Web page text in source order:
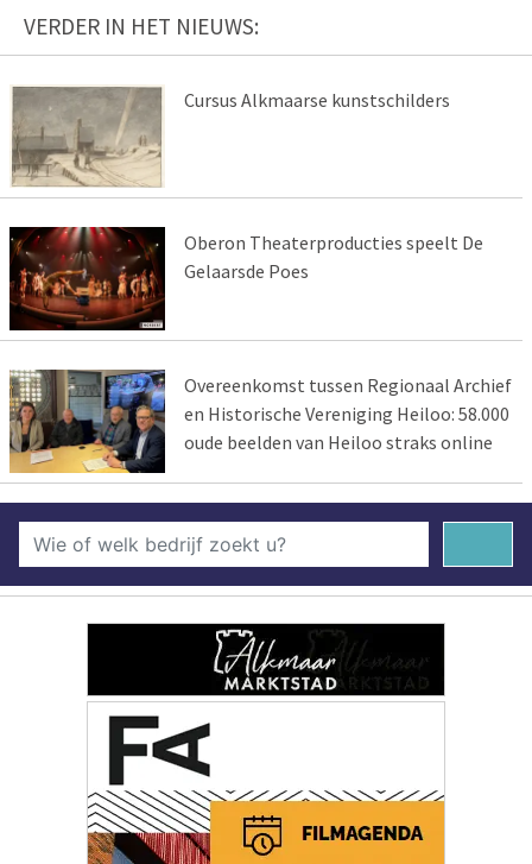
VERDER IN HET NIEUWS:
Cursus Alkmaarse kunstschilders
Oberon Theaterproducties speelt De
Gelaarsde Poes
Overeenkomst tussen Regionaal Archief
en Historische Vereniging Heiloo: 58.000
oude beelden van Heiloo straks online